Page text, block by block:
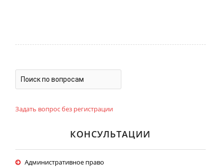
Задать вопрос без регистрации
КОНСУЛЬТАЦИИ
Административное право